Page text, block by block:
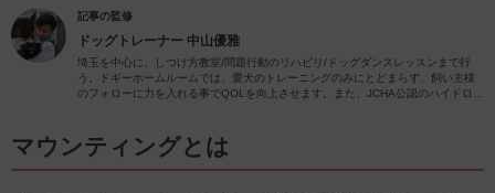
記事の監修
ドッグトレーナー 中山優雅
埼玉を中心に、しつけ方教室/問題行動のリハビリ/ドッグダンスレッスンまで行
う。ドギーホームルームでは、愛犬のトレーニングのみにとどまらず、飼い主様
のフォローに力を入れる事でQOLを向上させます。また、JCHA公認のハイドロセ
《公式HP》ドギーホームルーム
マウンティングとは